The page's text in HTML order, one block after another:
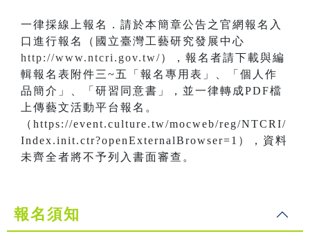
一律採線上報名．請於本簡章公告之官網報名入
口進行報名（國立臺灣工藝研究發展中心
http://www.ntcri.gov.tw/），報名者請下載與編
輯報名表附件三~五「報名專用表」、「個人作
品簡介」、「研習同意書」，並一律轉成PDF檔
上傳藝文活動平台報名。
（https://event.culture.tw/mocweb/reg/NTCRI/
Index.init.ctr?openExternalBrowser=1），資料
未齊全者將不予列入書面審查。
報名須知